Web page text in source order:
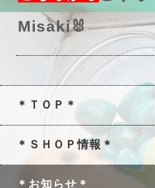
Misaki🐰
＊ＴＯＰ＊
＊ＳＨＯＰ情報＊
＊お知らせ＊